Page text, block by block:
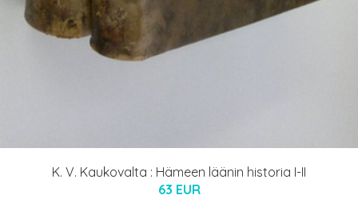
K. V. Kaukovalta : Hämeen läänin historia I-II
63 EUR